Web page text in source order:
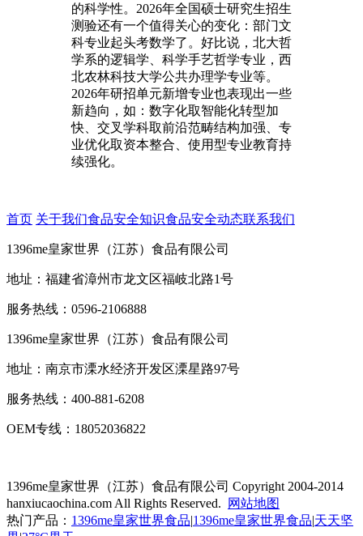
的科学性。2026年全国硕士研究生招生
测验还有一个值得关心的变化：部门文
科专业起头考数学了。好比说，北大哲
学系的逻辑学、科学手艺哲学专业，西
北农林科技大学公共办理学专业等。
2026年研招单元新增专业也表现出一些
新趋向，如：数字化取智能化转型加
快、交叉学科取前沿范畴结构加强、专
业优化取资本整合、使用型专业教育持
续强化。
首页 关于我们食品安全知识食品安全动态联系我们
1396me皇家世界（江苏）食品有限公司
地址：福建省漳州市龙文区福岐北路1号
服务热线：0596-2106888
1396me皇家世界（江苏）食品有限公司
地址：南京市溧水经济开发区溧星路97号
服务热线：400-881-6208
OEM专线：18052036822
1396me皇家世界（江苏）食品有限公司 Copyright 2004-2014
hanxiucaochina.com All Rights Reserved.
网站地图
热门产品： 1396me皇家世界食品|1396me皇家世界食品|天天坚